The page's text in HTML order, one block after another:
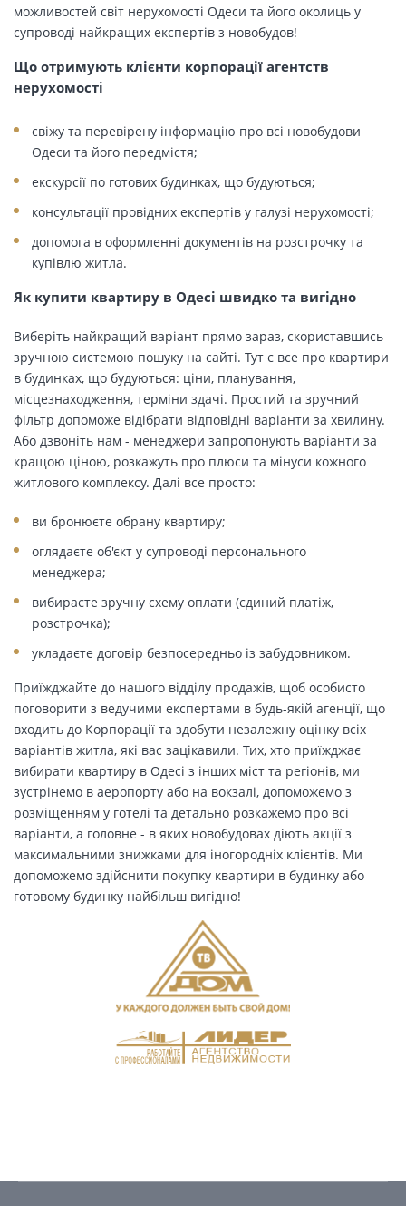
можливостей світ нерухомості Одеси та його околиць у
супроводі найкращих експертів з новобудов!
Що отримують клієнти корпорації агентств
нерухомості
свіжу та перевірену інформацію про всі новобудови
Одеси та його передмістя;
екскурсії по готових будинках, що будуються;
консультації провідних експертів у галузі нерухомості;
допомога в оформленні документів на розстрочку та
купівлю житла.
Як купити квартиру в Одесі швидко та вигідно
Виберіть найкращий варіант прямо зараз, скориставшись
зручною системою пошуку на сайті. Тут є все про квартири
в будинках, що будуються: ціни, планування,
місцезнаходження, терміни здачі. Простий та зручний
фільтр допоможе відібрати відповідні варіанти за хвилину.
Або дзвоніть нам - менеджери запропонують варіанти за
кращою ціною, розкажуть про плюси та мінуси кожного
житлового комплексу. Далі все просто:
ви бронюєте обрану квартиру;
оглядаєте об'єкт у супроводі персонального
менеджера;
вибираєте зручну схему оплати (єдиний платіж,
розстрочка);
укладаєте договір безпосередньо із забудовником.
Приїжджайте до нашого відділу продажів, щоб особисто
поговорити з ведучими експертами в будь-якій агенції, що
входить до Корпорації та здобути незалежну оцінку всіх
варіантів житла, які вас зацікавили. Тих, хто приїжджає
вибирати квартиру в Одесі з інших міст та регіонів, ми
зустрінемо в аеропорту або на вокзалі, допоможемо з
розміщенням у готелі та детально розкажемо про всі
варіанти, а головне - в яких новобудовах діють акції з
максимальними знижками для іногородніх клієнтів. Ми
допоможемо здійснити покупку квартири в будинку або
готовому будинку найбільш вигідно!